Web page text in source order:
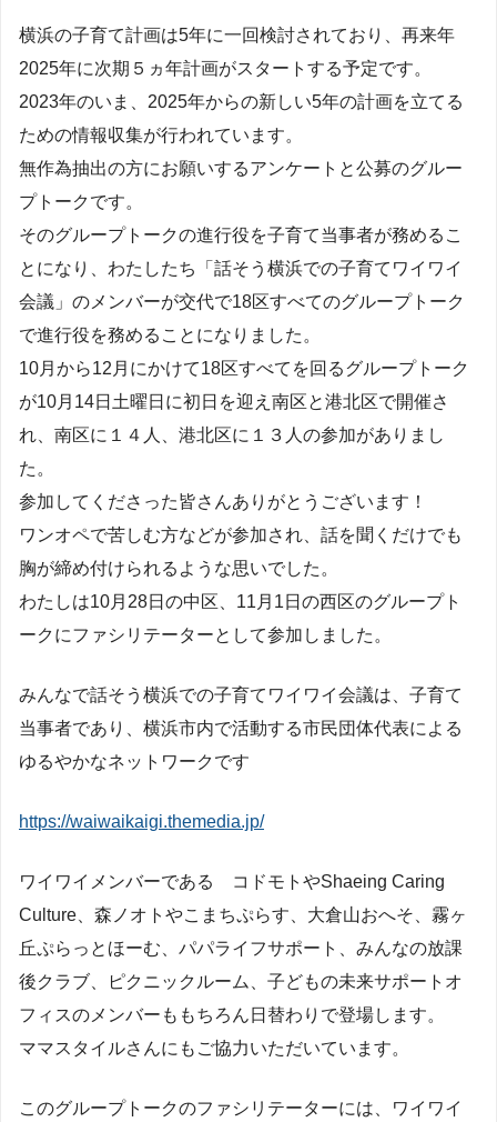
横浜の子育て計画は5年に一回検討されており、再来年
2025年に次期５ヵ年計画がスタートする予定です。
2023年のいま、2025年からの新しい5年の計画を立てる
ための情報収集が行われています。
無作為抽出の方にお願いするアンケートと公募のグルー
プトークです。
そのグループトークの進行役を子育て当事者が務めるこ
とになり、わたしたち「話そう横浜での子育てワイワイ
会議」のメンバーが交代で18区すべてのグループトーク
で進行役を務めることになりました。
10月から12月にかけて18区すべてを回るグループトーク
が10月14日土曜日に初日を迎え南区と港北区で開催さ
れ、南区に１４人、港北区に１３人の参加がありまし
た。
参加してくださった皆さんありがとうございます！
ワンオペで苦しむ方などが参加され、話を聞くだけでも
胸が締め付けられるような思いでした。
わたしは10月28日の中区、11月1日の西区のグループト
ークにファシリテーターとして参加しました。
みんなで話そう横浜での子育てワイワイ会議は、子育て
当事者であり、横浜市内で活動する市民団体代表による
ゆるやかなネットワークです
https://waiwaikaigi.themedia.jp/
ワイワイメンバーである コドモトやShaeing Caring
Culture、森ノオトやこまちぷらす、大倉山おへそ、霧ヶ
丘ぷらっとほーむ、パパライフサポート、みんなの放課
後クラブ、ピクニックルーム、子どもの未来サポートオ
フィスのメンバーももちろん日替わりで登場します。
ママスタイルさんにもご協力いただいています。
このグループトークのファシリテーターには、ワイワイ